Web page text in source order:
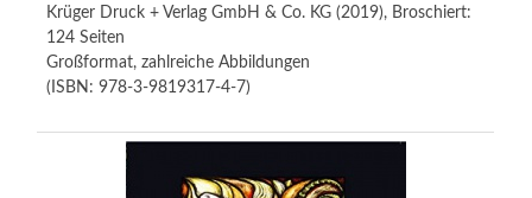
Krüger Druck + Verlag GmbH & Co. KG (2019), Broschiert:
124 Seiten
Großformat, zahlreiche Abbildungen
(ISBN:978-3-9819317-4-7)